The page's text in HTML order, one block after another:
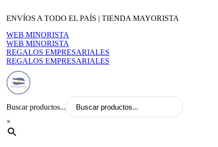
al
ENVÍOS A TODO EL PAÍS | TIENDA MAYORISTA
WEB MINORISTA
WEB MINORISTA
REGALOS EMPRESARIALES
REGALOS EMPRESARIALES
Buscar productos...
×